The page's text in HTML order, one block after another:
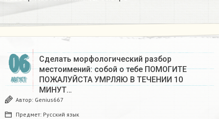
06
АВГУСТ
Сделать морфологический разбор
местоимений: собой о тебе ПОМОГИТЕ
ПОЖАЛУЙСТА УМРЛЯЮ В ТЕЧЕНИИ 10
МИНУТ…
Автор: Genius667
Предмет: Русский язык